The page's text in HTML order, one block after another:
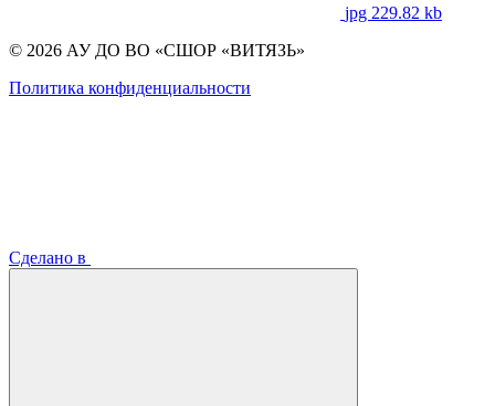
jpg 229.82 kb
© 2026 АУ ДО ВО «СШОР «ВИТЯЗЬ»
Политика конфиденциальности
Сделано в